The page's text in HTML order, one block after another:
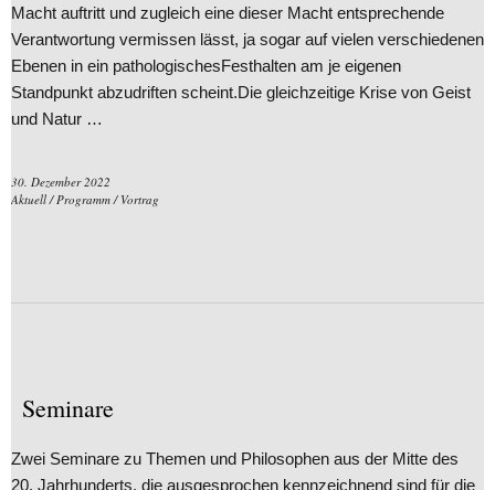
Macht auftritt und zugleich eine dieser Macht entsprechende
Verantwortung vermissen lässt, ja sogar auf vielen verschiedenen
Ebenen in ein pathologischesFesthalten am je eigenen
Standpunkt abzudriften scheint.Die gleichzeitige Krise von Geist
und Natur …
30. Dezember 2022
Aktuell / Programm / Vortrag
Seminare
Zwei Seminare zu Themen und Philosophen aus der Mitte des
20. Jahrhunderts, die ausgesprochen kennzeichnend sind für die